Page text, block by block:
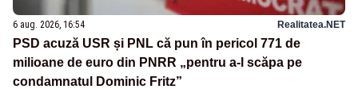
6 aug. 2026, 16:54 Realitatea.NET
PSD acuză USR și PNL că pun în pericol 771 de
milioane de euro din PNRR „pentru a-l scăpa pe
condamnatul Dominic Fritz”